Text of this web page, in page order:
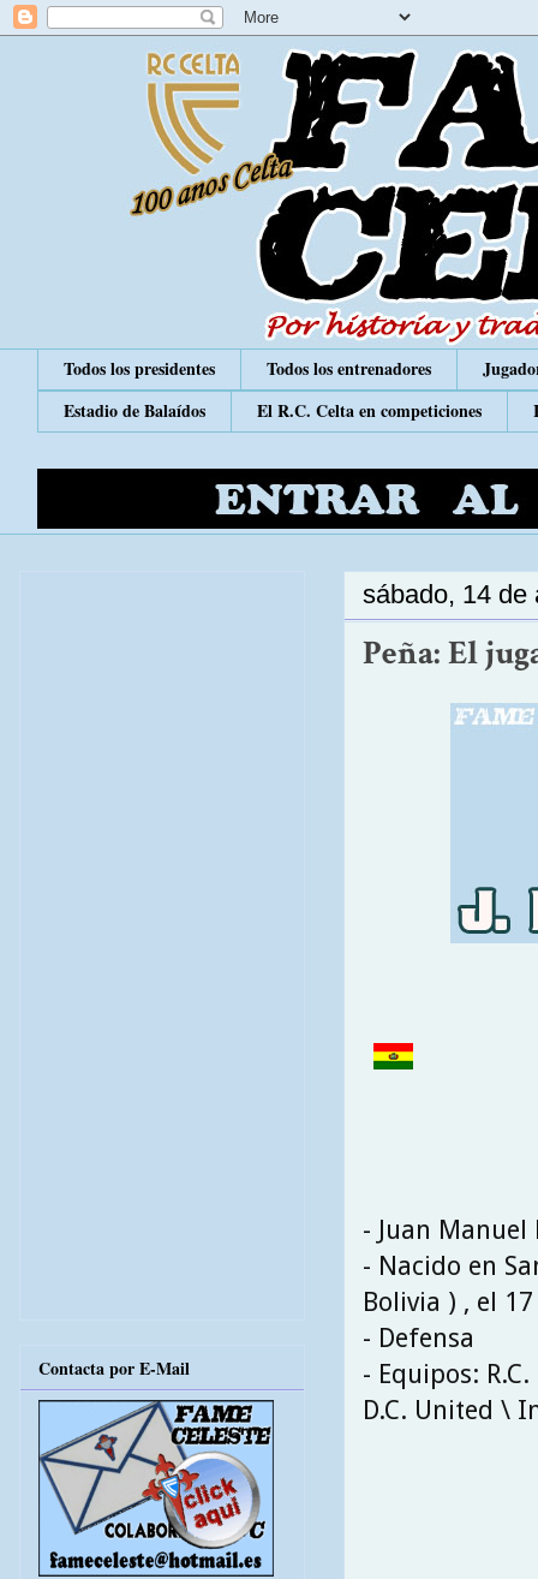
Todos los presidentes Todos los entrenadores
Estadio de Balaídos
El R.C. Celta en competiciones
sábado, 14 de
Peña: El
- Juan
- Nacido en
Bolivia ) , el
- Defensa
- Equipos:
D.C. United \
Contacta por E-Mail